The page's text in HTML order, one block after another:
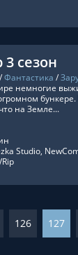
сезон
/Фантастика /
немногие
на Земле...
126 127